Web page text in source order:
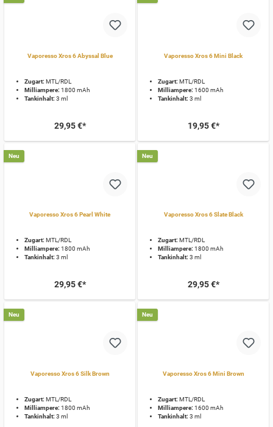
Vaporesso Xros 6 Abyssal Blue
Zugart: MTL/RDL
Milliampere: 1800 mAh
Tankinhalt: 3 ml
29,95 €*
Vaporesso Xros 6 Mini Black
Zugart: MTL/RDL
Milliampere: 1600 mAh
Tankinhalt: 3 ml
19,95 €*
Neu
Vaporesso Xros 6 Pearl White
Zugart: MTL/RDL
Milliampere: 1800 mAh
Tankinhalt: 3 ml
29,95 €*
Neu
Vaporesso Xros 6 Slate Black
Zugart: MTL/RDL
Milliampere: 1800 mAh
Tankinhalt: 3 ml
29,95 €*
Neu
Vaporesso Xros 6 Silk Brown
Zugart: MTL/RDL
Milliampere: 1800 mAh
Tankinhalt: 3 ml
Neu
Vaporesso Xros 6 Mini Brown
Zugart: MTL/RDL
Milliampere: 1600 mAh
Tankinhalt: 3 ml